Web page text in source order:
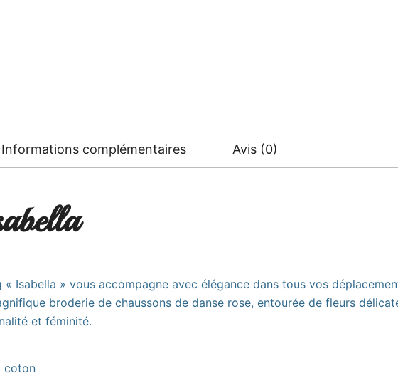
Informations complémentaires Avis (0)
« Isabella » vous accompagne avec élégance dans tous vos
broderie de chaussons de danse rose, entourée de fleurs
et féminité.
coton